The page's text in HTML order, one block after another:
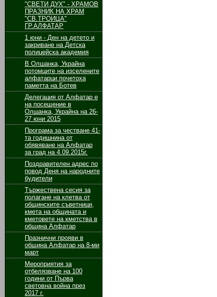
"СВЕТИ ДУХ" - ХРАМОВ
ПРАЗНИК НА ХРАМ
"СВ.ТРОИЦА"
ГР.АЛФАТАР
1 юни - Ден на детето и
закриване на Детска
полицейска академия
В Олшанка, Украйна
потомците на изселените
алфатарци почетоха
паметта на Ботев
Делегация от Алфатар е
на посещение в
Олшанка, Украйна на 26-
27 юни 2015
Програма за честване 41-
та годишнина от
обявяване на Алфатар
за град на 4.09.2015г.
Поздравителен адрес по
повод Деня на народните
будители
Тържествена сесия за
полагане на клетва от
общинските съветници,
кмета на общината и
кметовете на кметства в
община Алфатар
Празнични прояви в
община Алфатар на 8-ми
март
Мероприятия за
отбелязване на 100
години от Първа
световна война през
2017 г.